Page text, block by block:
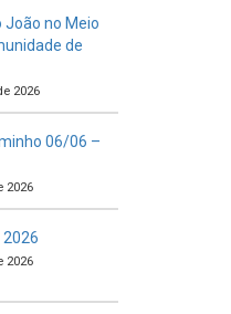
João no Meio
de
2026
06/06 –
2026
2026